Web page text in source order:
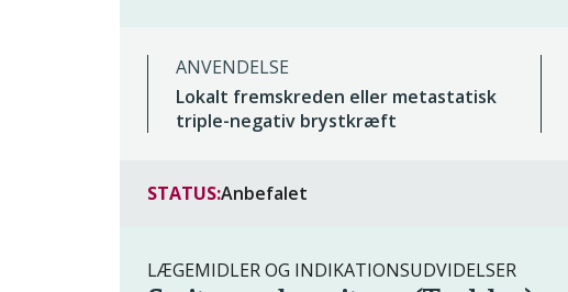
ANVENDELSE
Lokalt fremskreden eller metastatisk
triple-negativ brystkræft
STATUS:Anbefalet
LÆGEMIDLER OG INDIKATIONSUDVIDELSER